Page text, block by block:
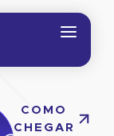
COMO
CHEGAR